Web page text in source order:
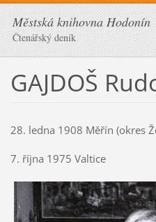
Městská knihovna Hodonín
Čtenářský deník
GAJDOŠ
28. ledna 1908 Měřín (okres
7. října 1975 Valtice